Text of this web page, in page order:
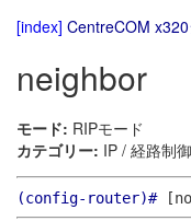
[index] CentreCOM
neighbor
モード: RIPモード
カテゴリー: IP / 経路制御
(config-router)#